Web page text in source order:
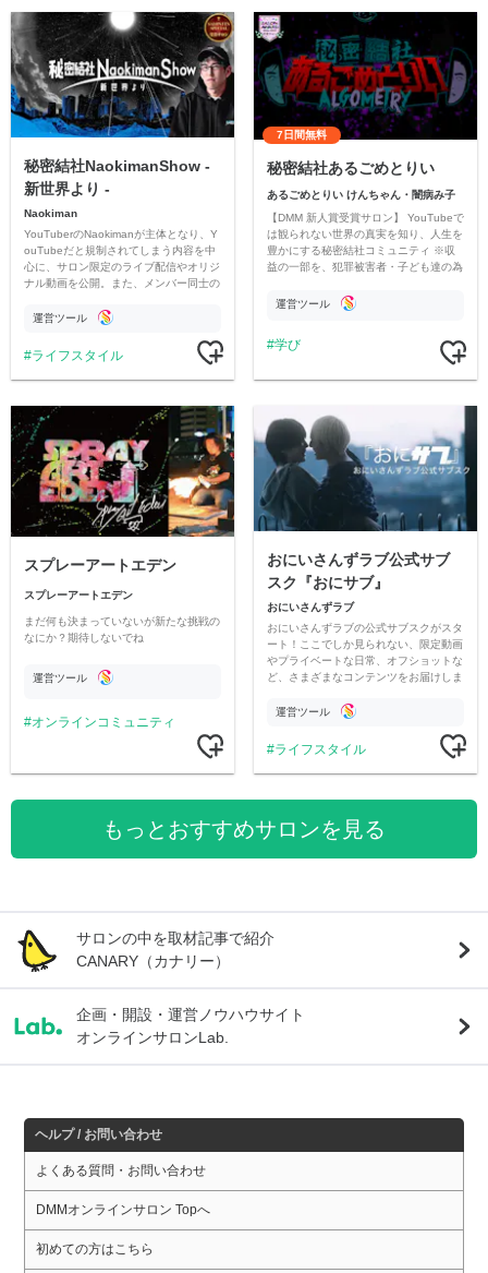
秘密結社NaokimanShow -
新世界より -
Naokiman
YouTuberのNaokimanが主体となり、Y
ouTubeだと規制されてしまう内容を中
心に、サロン限定のライブ配信やオリジ
ナル動画を公開。また、メンバー同士の
ただいています。
運営ツール
ライフスタイル
7日間無料
秘密結社あるごめとりい
あるごめとりい けんちゃん・闇病み子
【DMM 新人賞受賞サロン】 YouTubeで
は観られない世界の真実を知り、人生を
豊かにする秘密結社コミュニティ ※収
益の一部を、犯罪被害者・子ども達の為
す運営ツール
学び
スプレーアートエデン
スプレーアートエデン
まだ何も決まっていないが新たな挑戦の
なにか？期待しないでね
運営ツール
オンラインコミュニティ
おにいさんずラブ公式サブ
スク『おにサブ』
おにいさんずラブ
おにいさんずラブの公式サブスクがスタ
ート！ここでしか見られない、限定動画
やプライベートな日常、オフショットな
ど、さまざまなコンテンツをお届けしま
運営ツール
ライフスタイル
もっとおすすめサロンを見る
サロンの中を取材記事で紹介
CANARY（カナリー）
企画・開設・運営ノウハウサイト
オンラインサロンLab.
ヘルプ / お問い合わせ
よくある質問・お問い合わせ
DMMオンラインサロン Topへ
初めての方はこちら